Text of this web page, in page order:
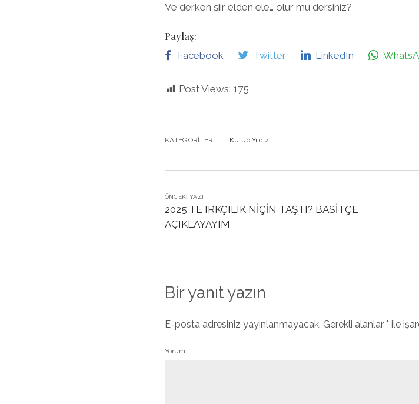
Ve derken şiir elden ele… olur mu dersiniz?
Paylaş:
Facebook Twitter LinkedIn
Post Views: 175
KATEGORILER: Kutup Yıldızı
ÖNCEKI YAZI
2025’TE IRKÇILIK NİÇİN TAŞTI? BASİTÇE
AÇIKLAYAYIM
Bir yanıt yazın
E-posta adresiniz yayınlanmayacak. Gerekli alanlar * ile
Yorum